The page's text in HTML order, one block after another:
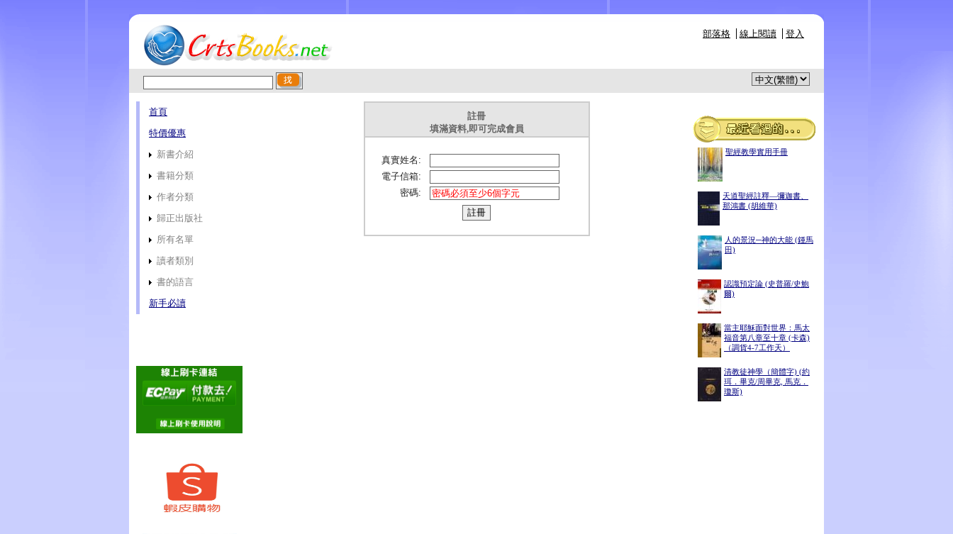
部落格 線上閱讀 登入
首頁
特價優惠
新書介紹
書籍分類
作者分類
歸正出版社
所有名單
讀者類別
書的語言
新手必讀
聖經教學實用手冊
天道聖經註釋—彌迦書、
那鴻書 (胡維華)
人的景況─神的大能 (鍾馬
田)
認識預定論 (史普羅/史鮑
爾)
當主耶穌面對世界：馬太
福音第八章至十章 (卡森)
（調貨4-7工作天）
清教徒神學（簡體字) (約
珥．畢克/周畢克, 馬克．
瓊斯)
註冊
填滿資料,即可完成會員
真實姓名:
電子信箱:
密碼: